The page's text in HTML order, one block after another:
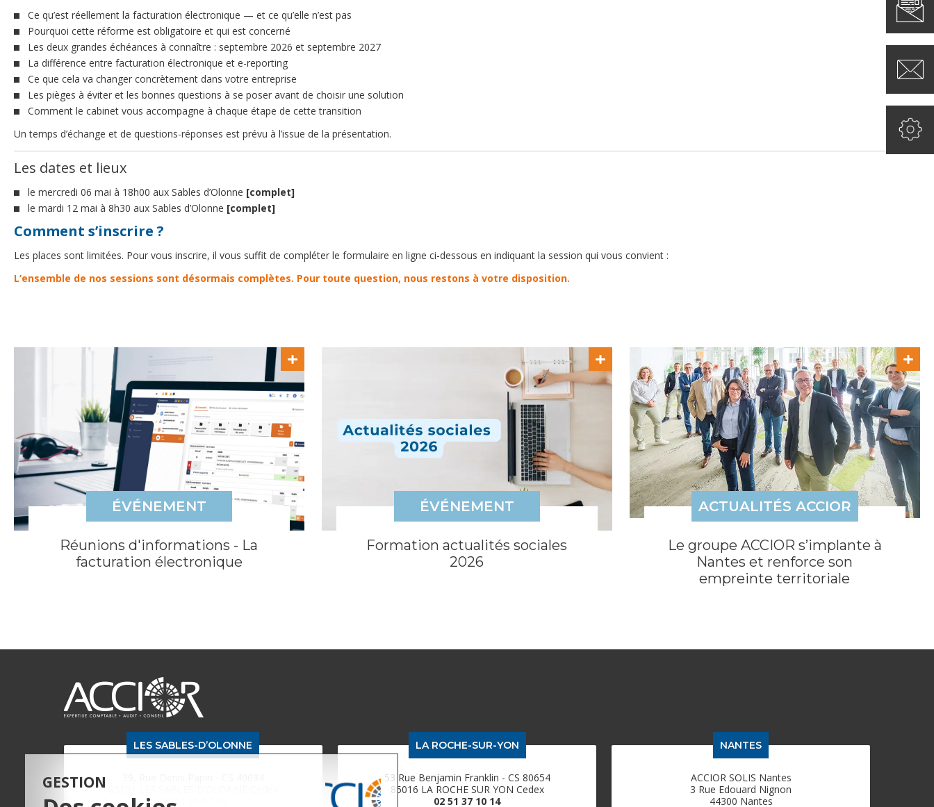
Ce qu’est réellement la facturation électronique — et ce qu’elle n’est pas
Pourquoi cette réforme est obligatoire et qui est concerné
Les deux grandes échéances à connaître : septembre 2026 et septembre 2027
La différence entre facturation électronique et e-reporting
Ce que cela va changer concrètement dans votre entreprise
Les pièges à éviter et les bonnes questions à se poser avant de choisir une solution
Comment le cabinet vous accompagne à chaque étape de cette transition
Un temps d’échange et de questions-réponses est prévu à l’issue de la présentation.
Les dates et lieux
le mercredi 06 mai à 18h00 aux Sables d’Olonne [complet]
le mardi 12 mai à 8h30 aux Sables d’Olonne [complet]
Comment s’inscrire ?
Les places sont limitées. Pour vous inscrire, il vous suffit de compléter le formulaire en ligne ci-dessous en indiquant la session qui vous convient :
L’ensemble de nos sessions sont désormais complètes. Pour toute question, nous restons à votre disposition.
ÉVÉNEMENT
Réunions d'informations - La
facturation électronique
ÉVÉNEMENT
Formation actualités sociales
2026
ACTUALITÉS ACCIOR
Le groupe ACCIOR s’implante à
Nantes et renforce son
empreinte territoriale
LES SABLES-D’OLONNE
02 51 95 07 48
LA ROCHE-SUR-YON
53 Rue Benjamin Franklin - CS 80654
85016 LA ROCHE SUR YON Cedex
02 51 37 10 14
NANTES
ACCIOR SOLIS Nantes
3 Rue Edouard Nignon
44300 Nantes
GESTION